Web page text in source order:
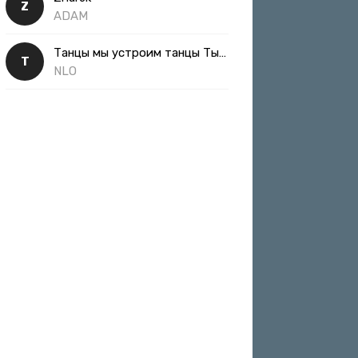
Z
ADAM
Т
Танцы мы устроим танцы Ты такая классная
NLO